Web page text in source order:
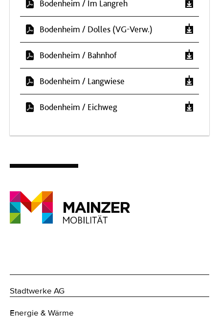
Bodenheim / Im Langreh
Bodenheim / Dolles (VG-Verw.)
Bodenheim / Bahnhof
Bodenheim / Langwiese
Bodenheim / Eichweg
Stadtwerke AG
Energie & Wärme